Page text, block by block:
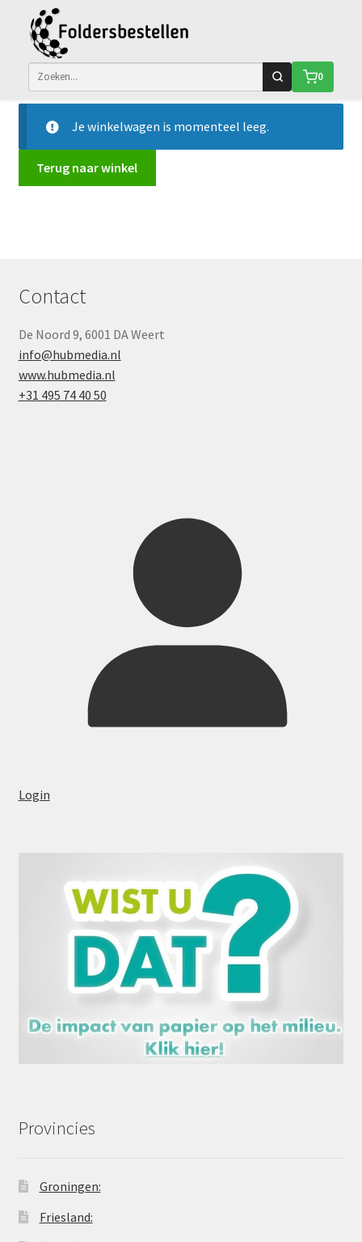
Ga
door
navigatie
Ga
naar
inhoud
0
Winkelmand
Je winkelwagen is momenteel leeg.
Terug naar winkel
Contact
De Noord 9, 6001 DA Weert
info@hubmedia.nl
www.hubmedia.nl
+31 495 74 40 50
Login
Provincies
Groningen:
Friesland: